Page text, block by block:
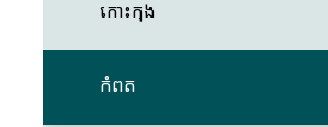
កោះកុង
កំពត